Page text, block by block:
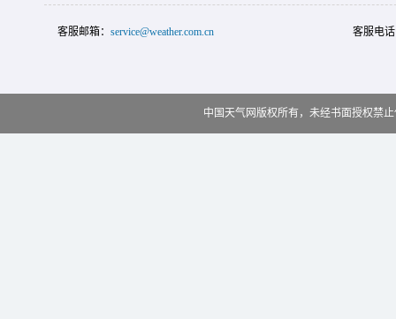
客服邮箱： service@weather.com.cn 客服电
中国天气网版权所有，未经书面授权